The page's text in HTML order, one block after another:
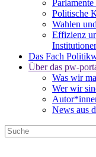
Politische
Wahlen
Effizienz
Das Fach
Über das pw-
Was wir
Wer wir
News aus